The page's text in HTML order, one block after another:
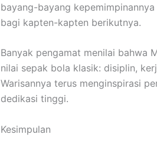
bayang-bayang
bagi kapten-kapten berikutnya.
Banyak pengamat menilai bahwa
nilai sepak bola klasik: disiplin,
Warisannya terus menginspirasi
dedikasi tinggi.
Kesimpulan